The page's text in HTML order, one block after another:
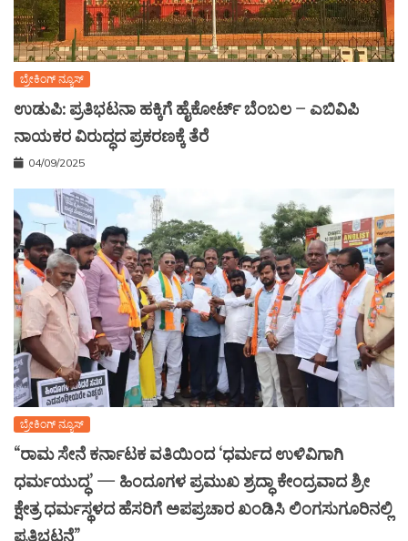
ಬ್ರೇಕಿಂಗ್ ನ್ಯೂಸ್
ಉಡುಪಿ: ಪ್ರತಿಭಟನಾ ಹಕ್ಕಿಗೆ ಹೈಕೋರ್ಟ್ ಬೆಂಬಲ – ಎಬಿವಿಪಿ
ನಾಯಕರ ವಿರುದ್ಧದ ಪ್ರಕರಣಕ್ಕೆ ತೆರೆ
04/09/2025
ಬ್ರೇಕಿಂಗ್ ನ್ಯೂಸ್
“ರಾಮ ಸೇನೆ ಕರ್ನಾಟಕ ವತಿಯಿಂದ ‘ಧರ್ಮದ ಉಳಿವಿಗಾಗಿ
ಧರ್ಮಯುದ್ಧ’ — ಹಿಂದೂಗಳ ಪ್ರಮುಖ ಶ್ರದ್ಧಾ ಕೇಂದ್ರವಾದ ಶ್ರೀ
ಕ್ಷೇತ್ರ ಧರ್ಮಸ್ಥಳದ ಹೆಸರಿಗೆ ಅಪಪ್ರಚಾರ ಖಂಡಿಸಿ ಲಿಂಗಸುಗೂರಿನಲ್ಲಿ